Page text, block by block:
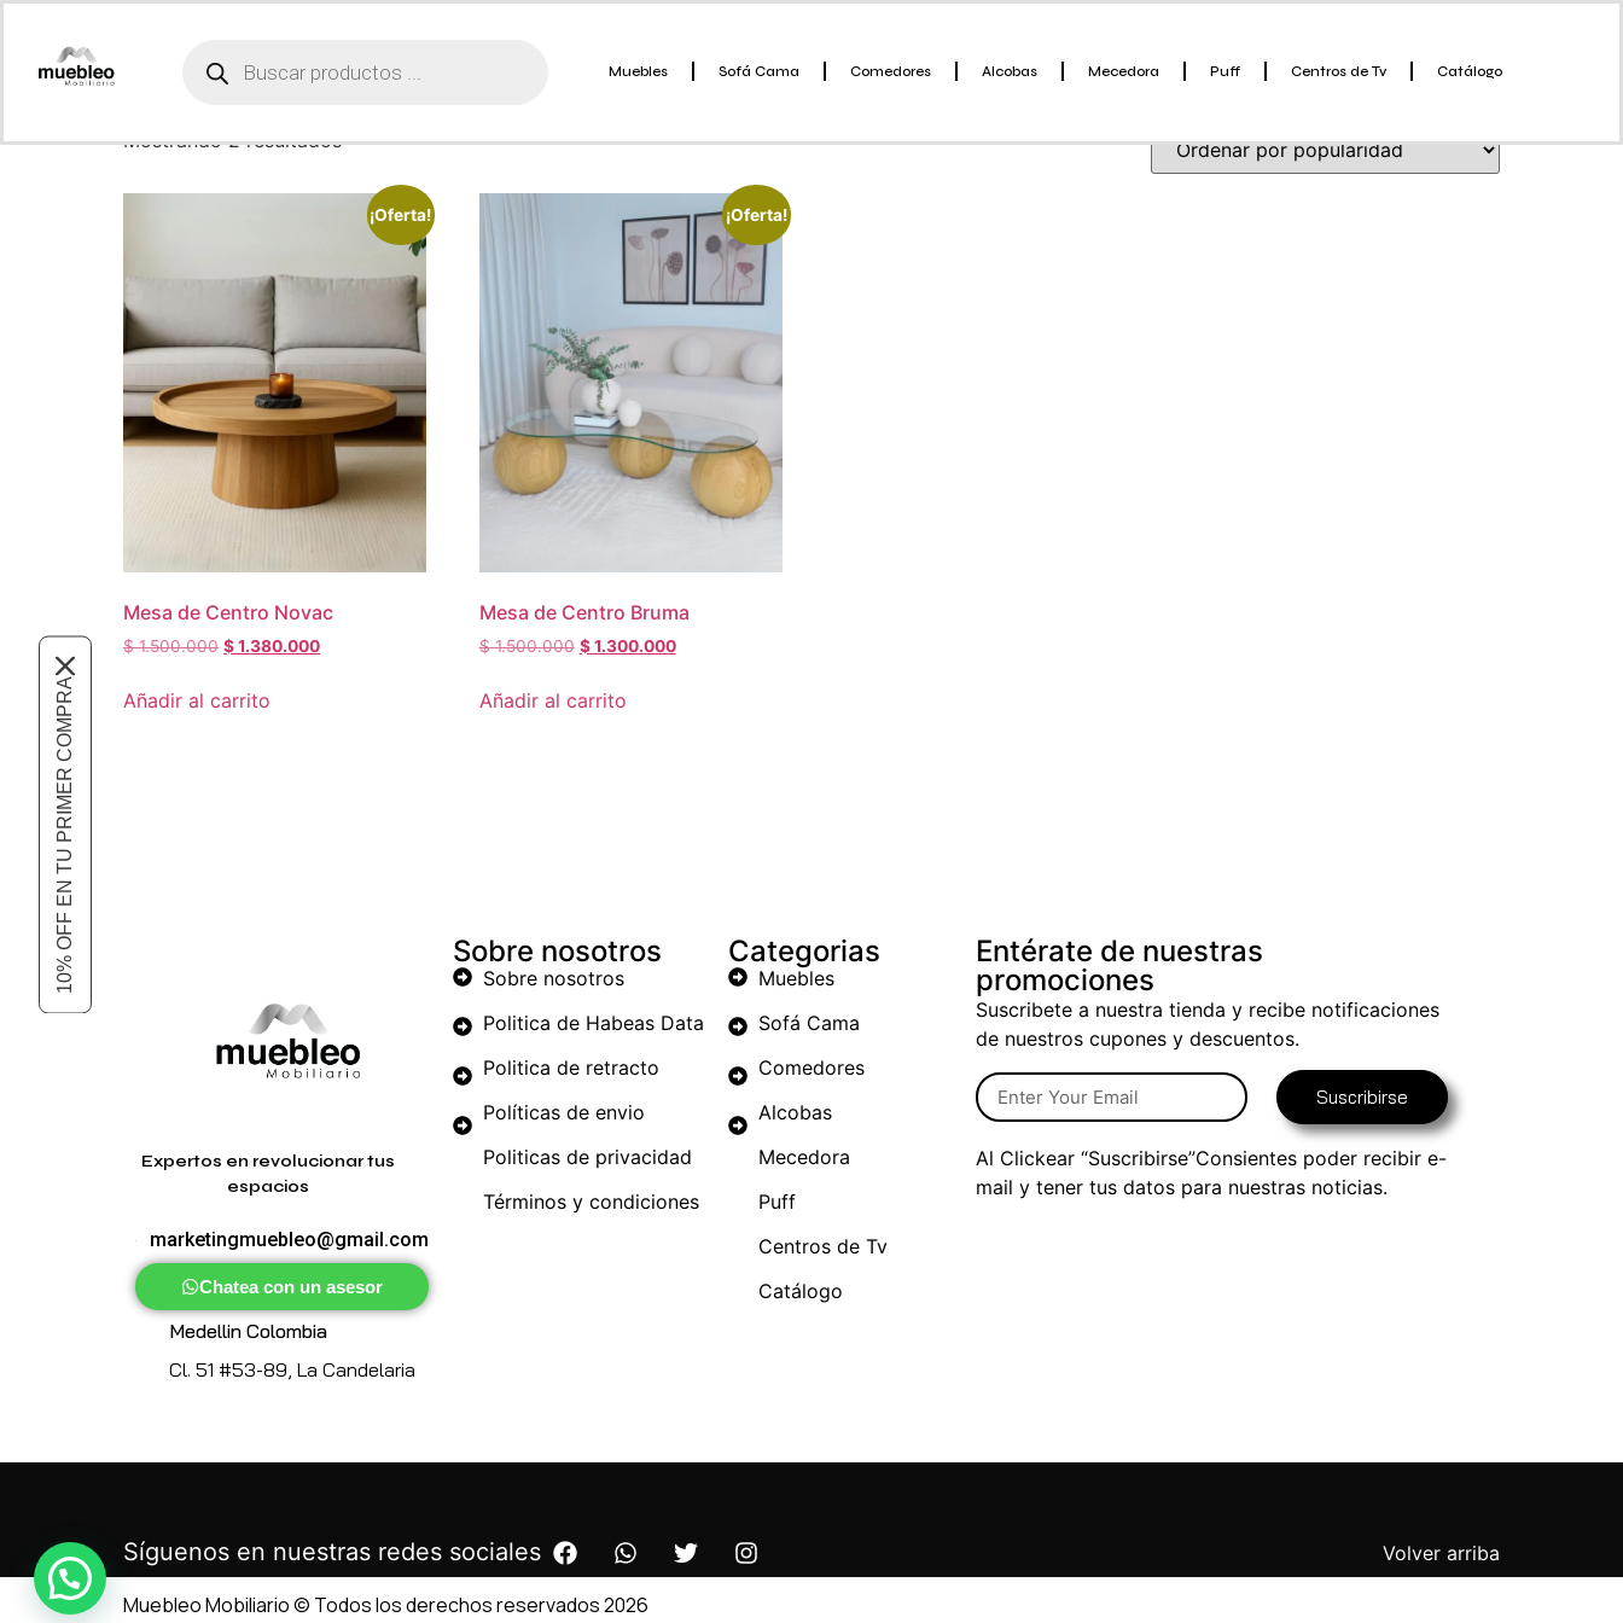
Muebles Sofá Cama Comedores Alcobas Mecedora Puff Centros de Tv Catálogo
mesa auxiliar
Mostrando 2 resultados
¡Oferta!
Mesa de Centro Novac
$1.500.000 $1.380.000
Añadir al carrito
¡Oferta!
Mesa de Centro Bruma
$1.500.000 $1.300.000
Añadir al carrito
Expertos en revolucionar tus
espacios
marketingmuebleo@gmail.com
Chatea con un asesor
Medellin Colombia
Cl. 51 #53-89, La Candelaria
Sobre nosotros
Sobre nosotros
Politica de Habeas Data
Politica de retracto
Políticas de envio
Politicas de privacidad
Términos y condiciones
Categorias
Muebles
Sofá Cama
Comedores
Alcobas
Mecedora
Puff
Centros de Tv
Catálogo
Entérate de nuestras
promociones
Suscribete a nuestra tienda y recibe notificaciones
de nuestros cupones y descuentos.
Suscribirse
Al Clickear “Suscribirse”Consientes poder recibir e-
mail y tener tus datos para nuestras noticias.
Síguenos en nuestras redes sociales Volver arriba
Muebleo Mobiliario © Todos los derechos reservados 2026
10% OFF EN TU PRIMER COMPRA